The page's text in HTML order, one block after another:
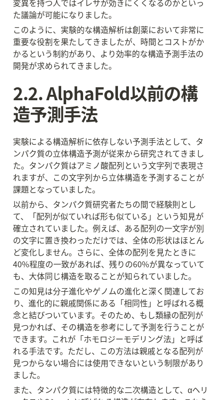
変異を持つ人ではイレサが効きにくくなるのかといっ
た議論が可能になりました。
このように、実験的な構造解析は創薬において非常に
重要な役割を果たしてきましたが、時間とコストがか
かるという制約があり、より効率的な構造予測手法の
開発が求められてきました。
2.2. AlphaFold以前の構
造予測手法
実験による構造解析に依存しない予測手法として、タ
ンパク質の立体構造予測が従来から研究されてきまし
た。タンパク質はアミノ酸配列という文字列で表現さ
れますが、この文字列から立体構造を予測することが
課題となっていました。
以前から、タンパク質研究者たちの間で経験則とし
て、「配列が似ていれば形も似ている」という知見が
確立されていました。例えば、ある配列の一文字が別
の文字に置き換わっただけでは、全体の形状はほとん
ど変化しません。さらに、全体の配列を見たときに
40%程度の一致があれば、残りの60%が異なっていて
も、大体同じ構造を取ることが知られていました。
この知見は分子進化やゲノムの進化と深く関連してお
り、進化的に親戚関係にある「相同性」と呼ばれる概
念と結びついています。そのため、もし類縁の配列が
見つかれば、その構造を参考にして予測を行うことが
できます。これが「ホモロジーモデリング法」と呼ば
れる手法です。ただし、この方法は親戚となる配列が
見つからない場合には使用できないという制限があり
ました。
また、タンパク質には特徴的な二次構造として、αヘリ